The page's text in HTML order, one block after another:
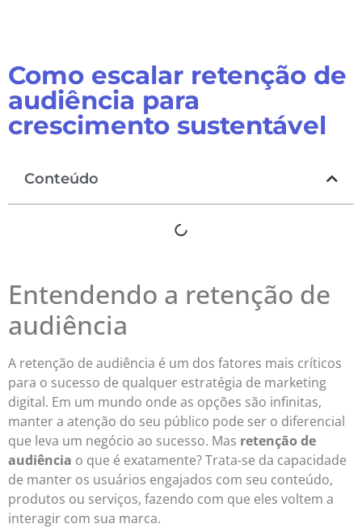
Como escalar retenção de
audiência para
crescimento sustentável
Conteúdo
Entendendo a retenção de
audiência
A retenção de audiência é um dos fatores mais críticos
para o sucesso de qualquer estratégia de marketing
digital. Em um mundo onde as opções são infinitas,
manter a atenção do seu público pode ser o diferencial
que leva um negócio ao sucesso. Mas retenção de
audiência o que é exatamente? Trata-se da capacidade
de manter os usuários engajados com seu conteúdo,
produtos ou serviços, fazendo com que eles voltem a
interagir com sua marca.